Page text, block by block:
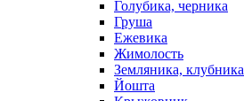
Голубика, черника
Груша
Ежевика
Жимолость
Земляника, клубника
Йошта